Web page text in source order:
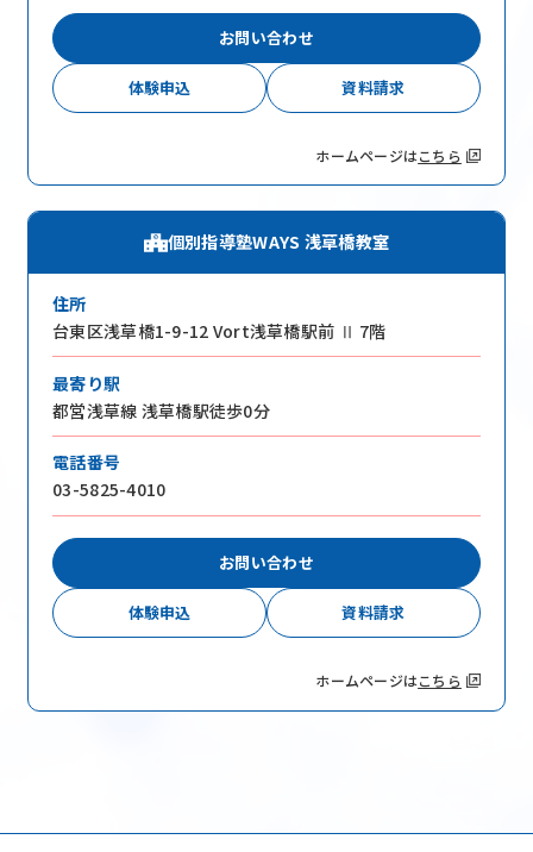
お問い合わせ
体験申込 資料請求
ホームページはこちら
個別指導塾WAYS 浅草橋教室
住所
台東区浅草橋1-9-12 Vort浅草橋駅前 Ⅱ 7階
最寄り駅
都営浅草線 浅草橋駅徒歩0分
電話番号
03-5825-4010
お問い合わせ
体験申込 資料請求
ホームページはこちら